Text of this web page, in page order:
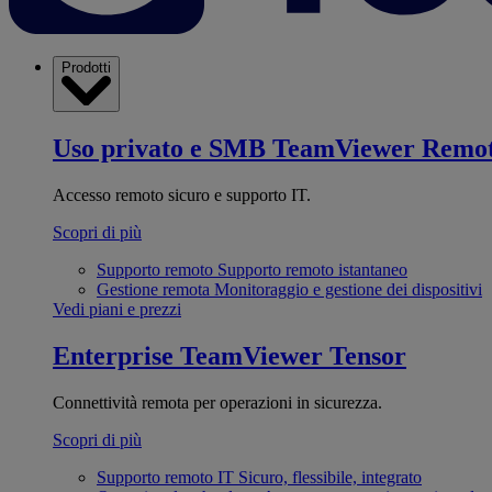
Prodotti
Uso privato e SMB TeamViewer
Accesso remoto sicuro e supporto IT.
Scopri di più
Supporto remoto Supporto remoto istantaneo
Gestione remota Monitoraggio e gestione dei dispositivi
Vedi piani e prezzi
Enterprise TeamViewer Tensor
Connettività remota per operazioni in sicurezza.
Scopri di più
Supporto remoto IT Sicuro, flessibile, integrato